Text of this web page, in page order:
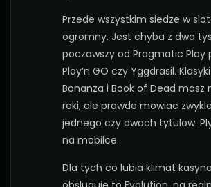
Przede wszystkim siedze w
ogromny. Jest chyba z dwa
poczawszy od Pragmatic Play
Play’n GO czy Yggdrasil.
Bonanza i Book of Dead masz
reki, ale prawde mowiac
jednego czy dwoch tytulow.
na mobilce.
Dla tych co lubia klimat